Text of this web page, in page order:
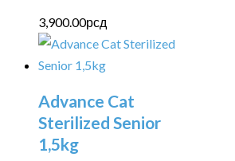
3,900.00рсд
Advance Cat
Sterilized Senior
1,5kg